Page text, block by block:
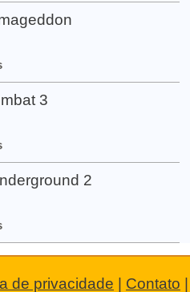
3
2
de privacidade | Contato |